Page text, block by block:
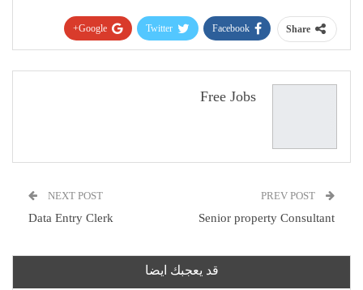
Share
Facebook
Twitter
Google+
البريد الإلكتروني
Free Jobs
Senior property Consultant
NEXT POST
Data Entry Clerk
قد يعجبك ايضا